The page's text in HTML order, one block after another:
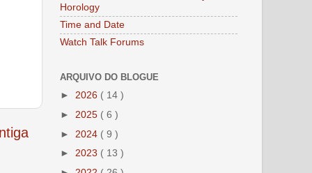
Horology
Time and Date
Watch Talk Forums
ARQUIVO DO BLOGUE
► 2026 ( 14 )
► 2025 ( 6 )
► 2024 ( 9 )
► 2023 ( 13 )